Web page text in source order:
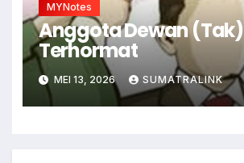
MYNotes
Anggota Dewan (Tak)
Terhormat
MEI 13, 2026 SUMATRALINK